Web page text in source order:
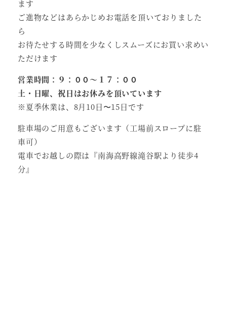
ます
ご進物などはあらかじめお電話を頂いておりました
ら
お待たせする時間を少なくしスムーズにお買い求めい
ただけます
営業時間：９：００～１７：００
土・日曜、祝日はお休みを頂いています
※夏季休業は、8月10日〜15日です
駐車場のご用意もございます（工場前スロープに駐
車可）
電車でお越しの際は『南海高野線滝谷駅より徒歩4
分』